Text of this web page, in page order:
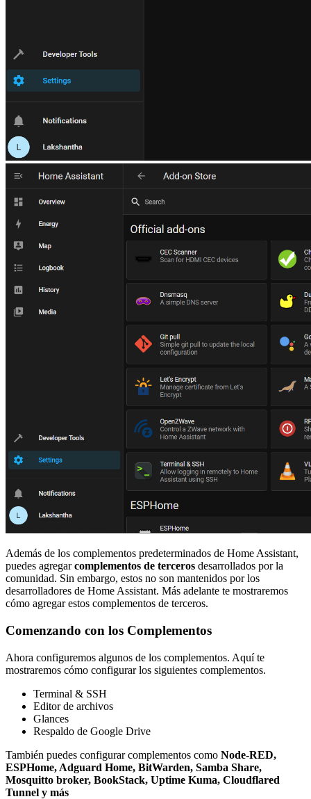
Además de los complementos predeterminados de Home Assistant,
puedes agregarcomplementos de terceros desarrollados por la
comunidad. Sin embargo, estos no son mantenidos por los
desarrolladores de Home Assistant. Más adelante te mostraremos
cómo agregar estos complementos de terceros.
Comenzando con los Complementos
Ahora configuremos algunos de los complementos. Aquí te
mostraremos cómo configurar los siguientes complementos.
Terminal & SSH
Editor de archivos
Glances
Respaldo de Google Drive
También puedes configurar complementos como Node-RED,
ESPHome, Adguard Home, BitWarden, Samba Share,
Mosquitto broker, BookStack, Uptime Kuma, Cloudflared
Tunnel y más